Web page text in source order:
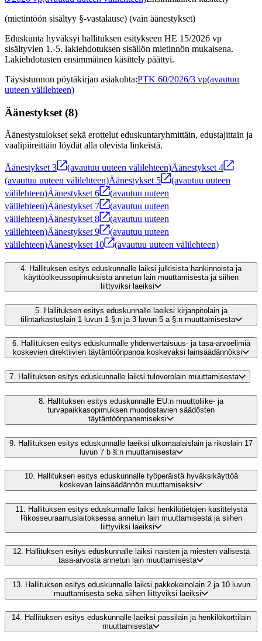
(mietintöön sisältyy §-vastalause) (vain äänestykset)
Eduskunta hyväksyi hallituksen esitykseen HE 15/2026 vp
sisältyvien 1.-5. lakiehdotuksen sisällön mietinnön mukaisena.
Lakiehdotusten ensimmäinen käsittely päättyi.
Täysistunnon pöytäkirjan asiakohta:PTK 60/2026/3 vp(avautuu
uuteen välilehteen)
Äänestykset (8)
Äänestystulokset sekä erottelut eduskuntaryhmittäin, edustajittain ja
vaalipiireittäin löydät alla olevista linkeistä.
Äänestykset 3 (avautuu uuteen välilehteen)Äänestykset 4
(avautuu uuteen välilehteen)Äänestykset 5
(avautuu uuteen
välilehteen)Äänestykset 6
(avautuu uuteen
välilehteen)Äänestykset 7
(avautuu uuteen
välilehteen)Äänestykset 8
(avautuu uuteen
välilehteen)Äänestykset 9
(avautuu uuteen
välilehteen)Äänestykset 10 (avautuu uuteen välilehteen)
4. Hallituksen esitys eduskunnalle laiksi julkisista hankinnoista ja
käyttöoikeussopimuksista annetun lain muuttamisesta ja siihen
liittyviksi laeiksi
5.
Hallituksen esitys eduskunnalle laeiksi kirjanpitolain ja
tilintarkastuslain 1 luvun 1 §:n ja 3 luvun 5 a §:n muuttamisesta
6. Hallituksen esitys eduskunnalle yhdenvertaisuus- ja tasa-arvoelimiä
koskevien direktiivien täytäntöönpanoa koskevaksi lainsäädännöksi
7. Hallituksen esitys eduskunnalle laiksi tuloverolain muuttamisesta
8.
Hallituksen esitys eduskunnalle EU:n muuttoliike- ja
turvapaikkasopimuksen muodostavien säädösten
täytäntöönpanemiseksi
9. Hallituksen esitys eduskunnalle laeiksi ulkomaalaislain ja rikoslain 17
luvun 7 b §:n muuttamisesta
10. Hallituksen esitys eduskunnalle työperäistä hyväksikäyttöä
koskevan lainsäädännön muuttamiseksi
11. Hallituksen esitys eduskunnalle laiksi henkilötietojen käsittelystä
Rikosseuraamuslaitoksessa annetun lain muuttamisesta ja siihen
liittyviksi laeiksi
12.
Hallituksen esitys eduskunnalle laiksi naisten ja miesten välisestä
tasa-arvosta annetun lain muuttamisesta
13. Hallituksen esitys eduskunnalle laiksi pakkokeinolain 2 ja 10 luvun
muuttamisesta sekä siihen liittyviksi laeiksi
14. Hallituksen esitys eduskunnalle laeiksi passilain ja henkilökorttilain
muuttamisesta